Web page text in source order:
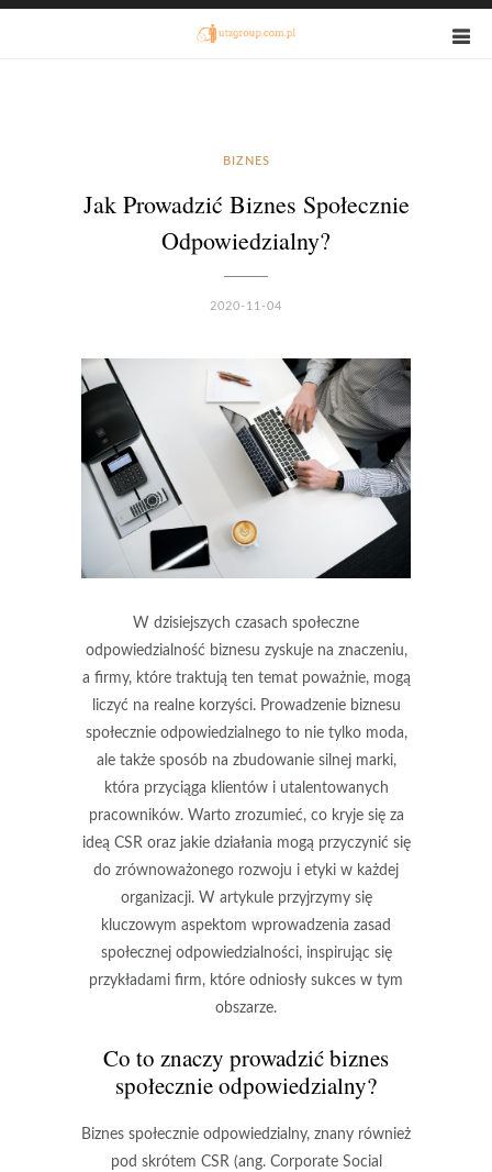
BIZNES
Jak Prowadzić Biznes Społecznie
Odpowiedzialny?
2020-11-04
W dzisiejszych czasach społeczne
odpowiedzialność biznesu zyskuje na znaczeniu,
a firmy, które traktują ten temat poważnie, mogą
liczyć na realne korzyści. Prowadzenie biznesu
społecznie odpowiedzialnego to nie tylko moda,
ale także sposób na zbudowanie silnej marki,
która przyciąga klientów i utalentowanych
pracowników. Warto zrozumieć, co kryje się za
ideą CSR oraz jakie działania mogą przyczynić się
do zrównoważonego rozwoju i etyki w każdej
organizacji. W artykule przyjrzymy się
kluczowym aspektom wprowadzenia zasad
społecznej odpowiedzialności, inspirując się
przykładami firm, które odniosły sukces w tym
obszarze.
Co to znaczy prowadzić biznes
społecznie odpowiedzialny?
Biznes społecznie odpowiedzialny, znany również
pod skrótem CSR (ang. Corporate Social